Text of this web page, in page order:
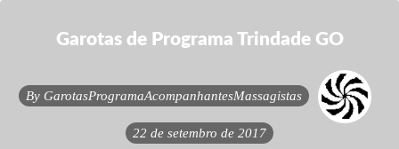
Garotas de Programa Trindade GO
By GarotasProgramaAcompanhantesMassagistas
22 de setembro de 2017